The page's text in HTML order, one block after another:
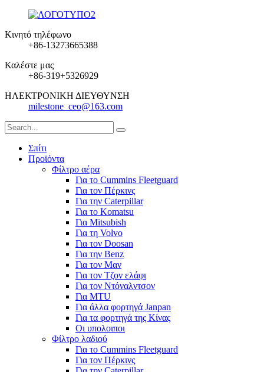
Κινητό τηλέφωνο
+86-13273665388
Καλέστε μας
+86-319+5326929
ΗΛΕΚΤΡΟΝΙΚΗ ΔΙΕΥΘΥΝΣΗ
milestone_ceo@163.com
Σπίτι
Προϊόντα
Φίλτρο αέρα
Για το Cummins Fleetguard
Για τον Πέρκινς
Για την Caterpillar
Για το Komatsu
Για Mitsubish
Για τη Volvo
Για τον Doosan
Για την Benz
Για τον Μαν
Για τον Τζον ελάφι
Για τον Ντόναλντσον
Για MTU
Για άλλα φορτηγά Janpan
Για τα φορτηγά της Κίνας
Οι υπολοιποι
Φίλτρο λαδιού
Για το Cummins Fleetguard
Για τον Πέρκινς